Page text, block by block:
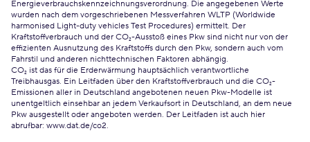
Energieverbrauchskennzeichnungsverordnung. Die angegebenen Werte
wurden nach dem vorgeschriebenen Messverfahren WLTP (Worldwide
harmonised Light-duty vehicles Test Procedures) ermittelt. Der
Kraftstoffverbrauch und der CO₂-Ausstoß eines Pkw sind nicht nur von der
effizienten Ausnutzung des Kraftstoffs durch den Pkw, sondern auch vom
Fahrstil und anderen nichttechnischen Faktoren abhängig.
CO₂ ist das für die Erderwärmung hauptsächlich verantwortliche
Treibhausgas. Ein Leitfaden über den Kraftstoffverbrauch und die CO₂-
Emissionen aller in Deutschland angebotenen neuen Pkw-Modelle ist
unentgeltlich einsehbar an jedem Verkaufsort in Deutschland, an dem neue
Pkw ausgestellt oder angeboten werden. Der Leitfaden ist auch hier
abrufbar: www.dat.de/co2.